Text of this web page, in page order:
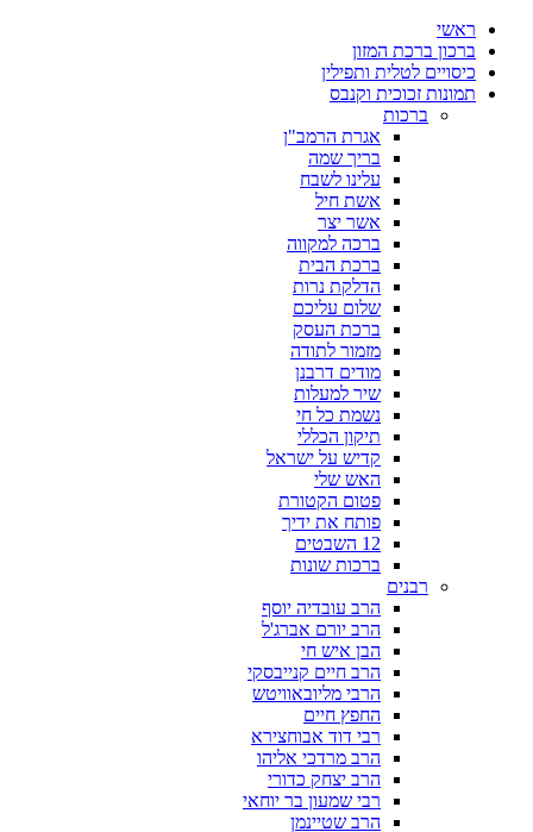
ראשי
ברכון ברכת המזון
כיסויים לטלית ותפילין
תמונות זכוכית וקנבס
ברכות
אגרת הרמב"ן
בריך שמה
עלינו לשבח
אשת חיל
אשר יצר
ברכה למקווה
ברכת הבית
הדלקת נרות
שלום עליכם
ברכת העסק
מזמור לתודה
מודים דרבנן
שיר למעלות
נשמת כל חי
תיקון הכללי
קדיש על ישראל
האש שלי
פטום הקטורת
פותח את ידיך
12 השבטים
ברכות שונות
רבנים
הרב עובדיה יוסף
הרב יורם אברג'ל
הבן איש חי
הרב חיים קנייבסקי
הרבי מליובאוויטש
החפץ חיים
רבי דוד אבוחצירא
הרב מרדכי אליהו
הרב יצחק כדורי
רבי שמעון בר יוחאי
הרב שטיינמן